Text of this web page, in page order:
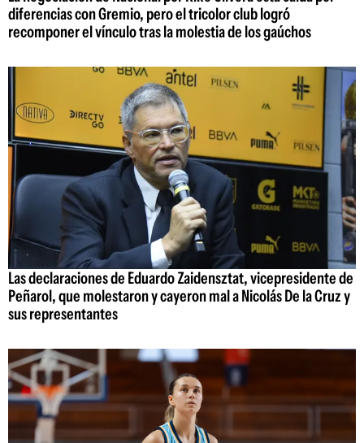
diferencias con Gremio, pero el tricolor club logró
recomponer el vínculo tras la molestia de los gaúchos
Las declaraciones de Eduardo Zaidensztat, vicepresidente de
Peñarol, que molestaron y cayeron mal a Nicolás De la Cruz y
sus representantes